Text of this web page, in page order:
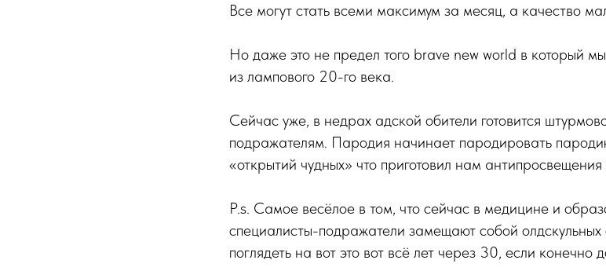
Все могут стать всеми максимум за месяц, а качество
Но даже это не предел того brave new world в который
из лампового 20-го века.
Сейчас уже, в недрах адской обители готовится
подражателям. Пародия начинает пародировать
«открытий чудных» что приготовил нам антипросвещения
P.s. Самое весёлое в том, что сейчас в медицине и
специалисты-подражатели замещают собой
поглядеть на вот это вот всё лет через 30, если конечно